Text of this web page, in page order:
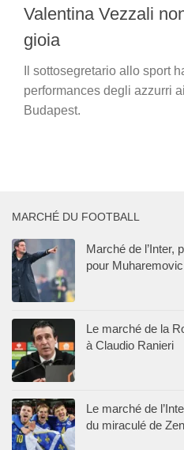
Valentina Vezzali
gioia
Il sottosegretario allo sport
performances degli azzurri
Budapest.
MARCHÉ DU FOOTBALL
Marché de l’Inter,
pour
Le marché de la
à Claudio Ranieri
Le marché de
du miraculé de